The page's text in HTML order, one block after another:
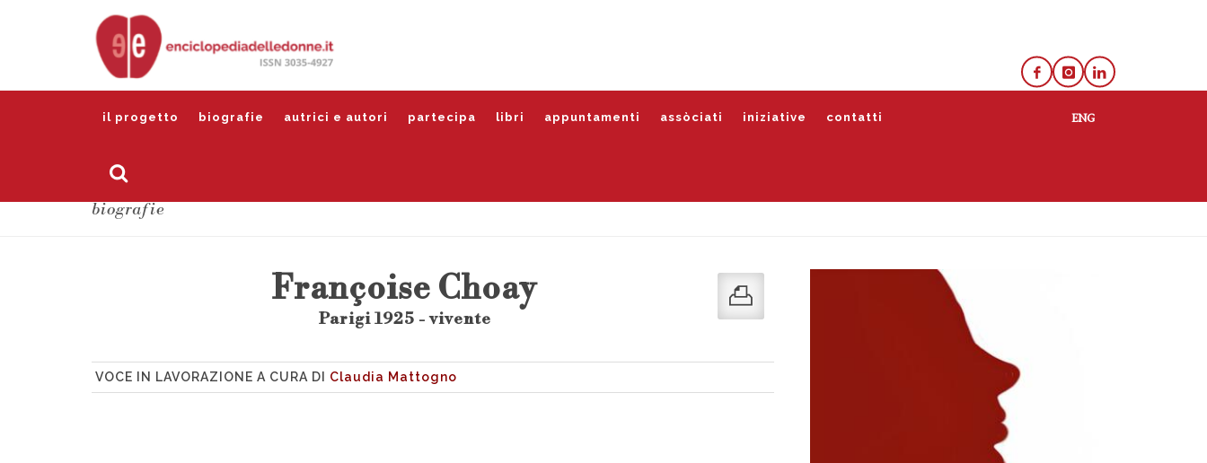
il progetto biografie autrici e autori partecipa libri appuntamenti assòciati iniziative contatti
biografie
Françoise Choay
Parigi 1925 - vivente
VOCE IN LAVORAZIONE A CURA DI Claudia Mattogno